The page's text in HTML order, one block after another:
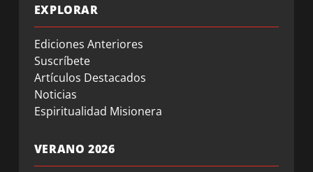
EXPLORAR
Ediciones Anteriores
Suscríbete
Artículos Destacados
Noticias
Espiritualidad Misionera
VERANO 2026